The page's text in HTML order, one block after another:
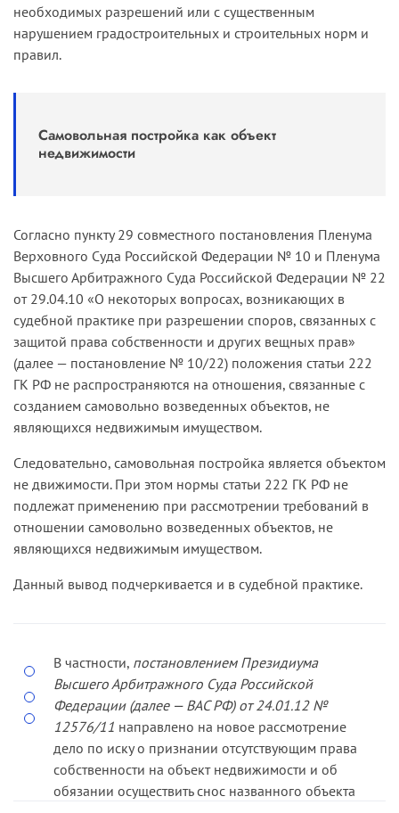
необходимых разрешений или с существенным
нарушением градостроительных и строительных норм и
правил.
Самовольная постройка как объект
недвижимости
Согласно пункту 29 совместного постановления Пленума
Верховного Суда Российской Федерации № 10 и Пленума
Высшего Арбит­ражного Суда Российской Федерации № 22
от 29.04.10 «О некото­рых вопросах, возникающих в
судебной практике при разрешении споров, связанных с
защитой права собственности и других вещных прав»
(далее — постановление № 10/22) положения статьи 222
ГК РФ не распространяются на отношения, связанные с
созданием самовольно возведенных объектов, не
являющихся недвижимым имуществом.
Следовательно, самовольная постройка является объектом
не­ движимости. При этом нормы статьи 222 ГК РФ не
подлежат при­менению при рассмотрении требований в
отношении самовольно возведенных объектов, не
являющихся недвижимым имуществом.
Данный вывод подчеркивается и в судебной практике.
В частности, постановлением Президиума
Высшего Арбит­ражного Суда Российской
Федерации (далее — ВАС РФ) от 24.01.12 №
12576/11 направлено на новое рассмотрение
дело по иску о признании отсутствующим права
собственности на объект недви­жимости и об
обязании осуществить снос названного объекта